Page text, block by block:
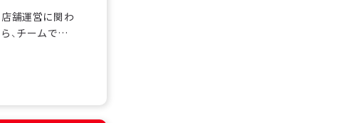
店舗運営に関わ
、チームで協
礎から学べ
フト制勤務